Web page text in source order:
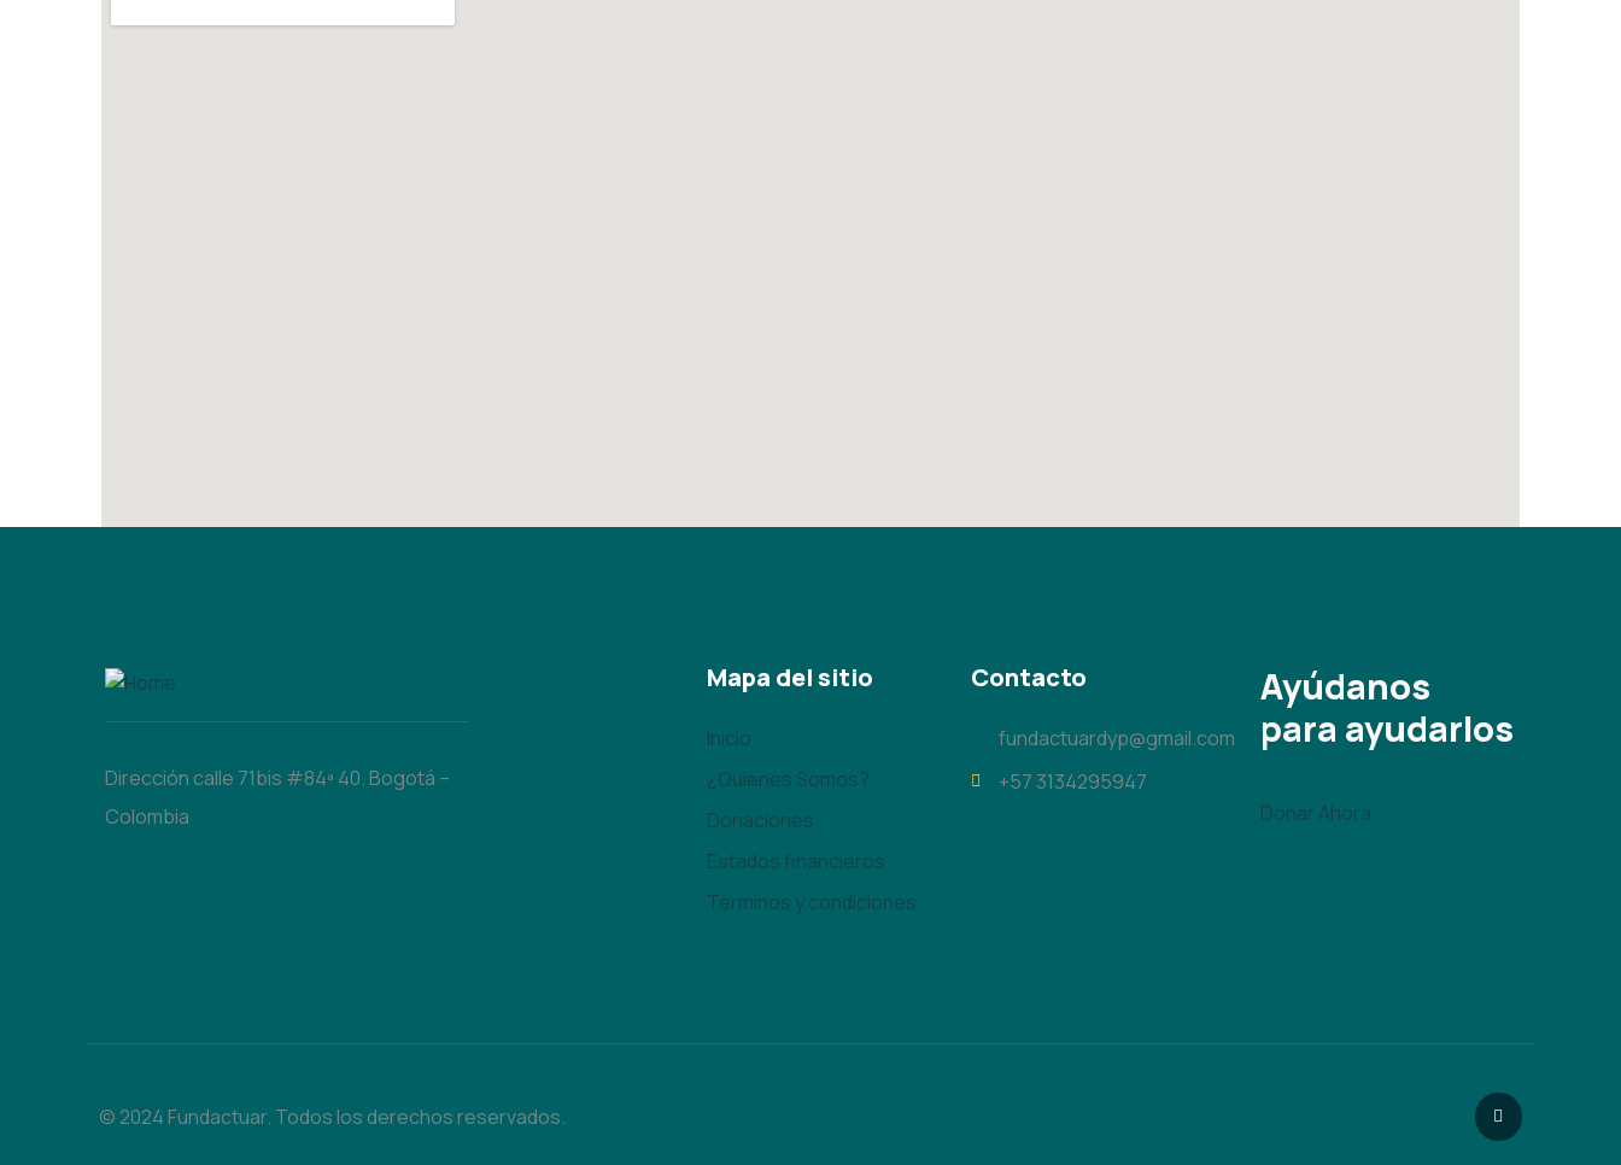
Dirección calle 71bis #84ª 40. Bogotá –
Colombia
Mapa del sitio
Inicio
¿Quienes Somos?
Donaciones
Estados financieros
Terminos y condiciones
Contacto
fundactuardyp@gmail.com
+57 3134295947
Ayúdanos
para ayudarlos
Donar Ahora
© 2024 Fundactuar. Todos los derechos reservados.